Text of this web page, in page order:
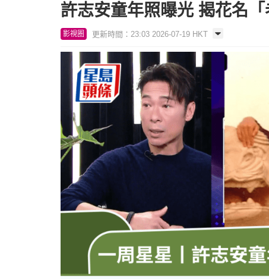
許志安童年照曝光 揭花名
影視圈 更新時間：23:03 2026-07-19 HKT